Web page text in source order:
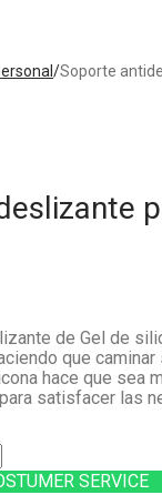
/Soporte
de Gel de
que
hace que sea
satisfacer las
SERVICE